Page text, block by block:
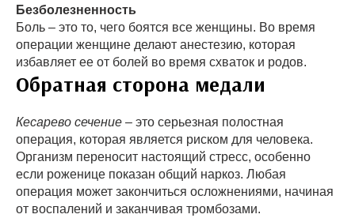
Безболезненность
Боль – это то, чего боятся все женщины. Во время
операции женщине делают анестезию, которая
избавляет ее от болей во время схваток и родов.
Обратная сторона медали
Кесарево сечение – это серьезная полостная
операция, которая является риском для человека.
Организм переносит настоящий стресс, особенно
если роженице показан общий наркоз. Любая
операция может закончиться осложнениями, начиная
от воспалений и заканчивая тромбозами.